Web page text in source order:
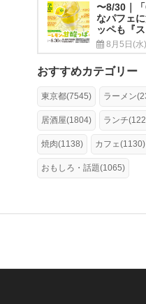
〜8/30｜
なパフェ
ッペも『ス
8月5日(水
おすすめカテゴリー
東京都(7545) ラーメン
居酒屋(1804) ランチ
焼肉(1138) カフェ(1130)
おもしろ・話題(1065)